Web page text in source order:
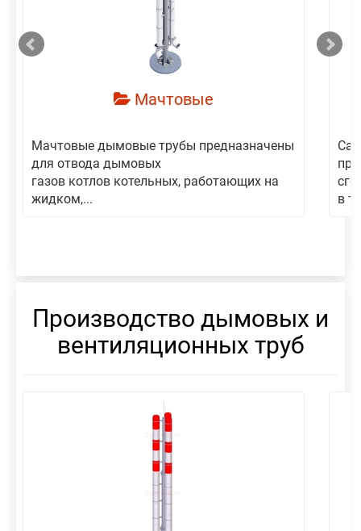
Мачтовые
Мачтовые дымовые трубы предназначены
для отвода дымовых
газов котлов котельных, работающих на
жидком,...
в
Производство дымовых и
вентиляционных труб